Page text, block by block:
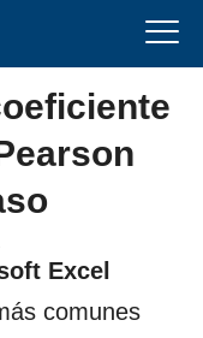
Excel
comunes